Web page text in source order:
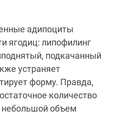
адипоциты
ягодиц: липофилинг
подкачанный
устраняет
форму. Правда,
количество
объем